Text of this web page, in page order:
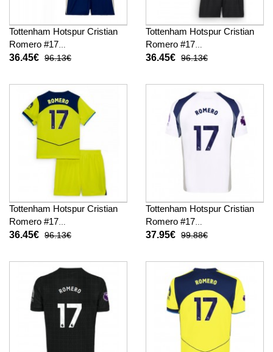
Tottenham Hotspur Cristian
Romero #17
Fußballbekleidung Heimtrikot
kurze hosen)
36.45€ 96.13€
Tottenham Hotspur Cristian
Romero #17
Fußballbekleidung
26 Kurzarm (+ kurze hosen)
36.45€ 96.13€
Tottenham Hotspur Cristian
Romero #17
Fußballbekleidung 3rd trikot
kurze hosen)
36.45€ 96.13€
Tottenham Hotspur Cristian
Romero #17
Fußballbekleidung Heimtrikot
37.95€ 99.88€